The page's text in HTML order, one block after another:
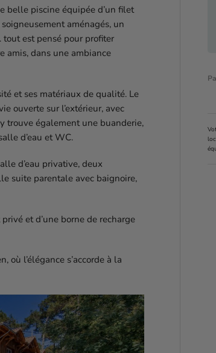
belle piscine équipée d’un filet
aménagés, un
est pensé pour profiter
amis, dans une ambiance
et ses matériaux de qualité. Le
ouverte sur l’extérieur, avec
trouve également une buanderie,
d’eau et WC.
d’eau privative, deux
suite parentale avec baignoire,
et d’une borne de recharge
où l’élégance s’accorde à la